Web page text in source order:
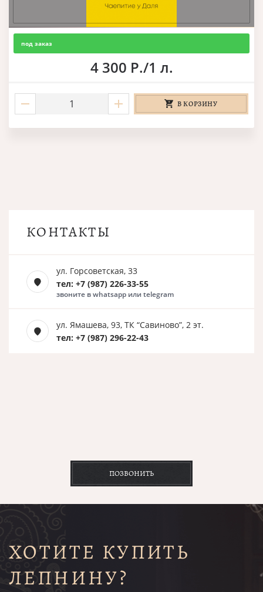
под заказ
4 300 Р./1 л.
В КОРЗИНУ
КОНТАКТЫ
ул. Горсоветская, 33
тел: +7 (987) 226-33-55
звоните в whatsapp или telegram
ул. Ямашева, 93, ТК “Савиново”, 2 эт.
тел: +7 (987) 296-22-43
ПОЗВОНИТЬ
ХОТИТЕ КУПИТЬ
ЛЕПНИНУ?